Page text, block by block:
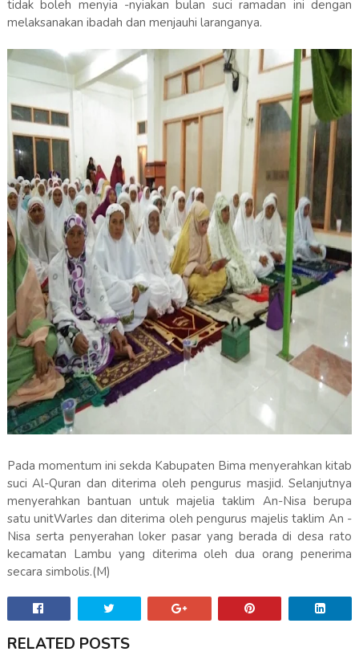
tidak boleh menyia -nyiakan bulan suci ramadan ini dengan
melaksanakan ibadah dan menjauhi laranganya.
Pada momentum ini sekda Kabupaten Bima menyerahkan kitab
suci Al-Quran dan diterima oleh pengurus masjid. Selanjutnya
menyerahkan bantuan untuk majelia taklim An-Nisa berupa
satu unitWarles dan diterima oleh pengurus majelis taklim An -
Nisa serta penyerahan loker pasar yang berada di desa rato
kecamatan Lambu yang diterima oleh dua orang penerima
secara simbolis.(M)
RELATED POSTS